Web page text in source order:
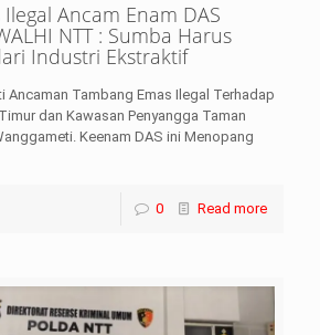
Ancam Enam DAS
NTT : Sumba Harus
Industri Ekstraktif
Ancaman Tambang Emas Ilegal Terhadap
dan Kawasan Penyangga Taman
Keenam DAS ini Menopang
0 Read more